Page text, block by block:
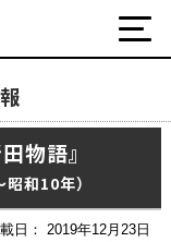
物語』
和10年）
日： 2019年12月23日